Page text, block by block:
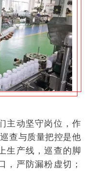
主动坚守岗位，作
查与质量把控是他
生产线，巡查的脚
，严防漏粉虚切；